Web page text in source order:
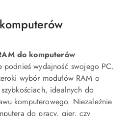
do komputerów
podnieś wydajność swojego PC.
wybór modułów RAM o
idealnych do
komputerowego. Niezależnie
do pracy, gier, czy